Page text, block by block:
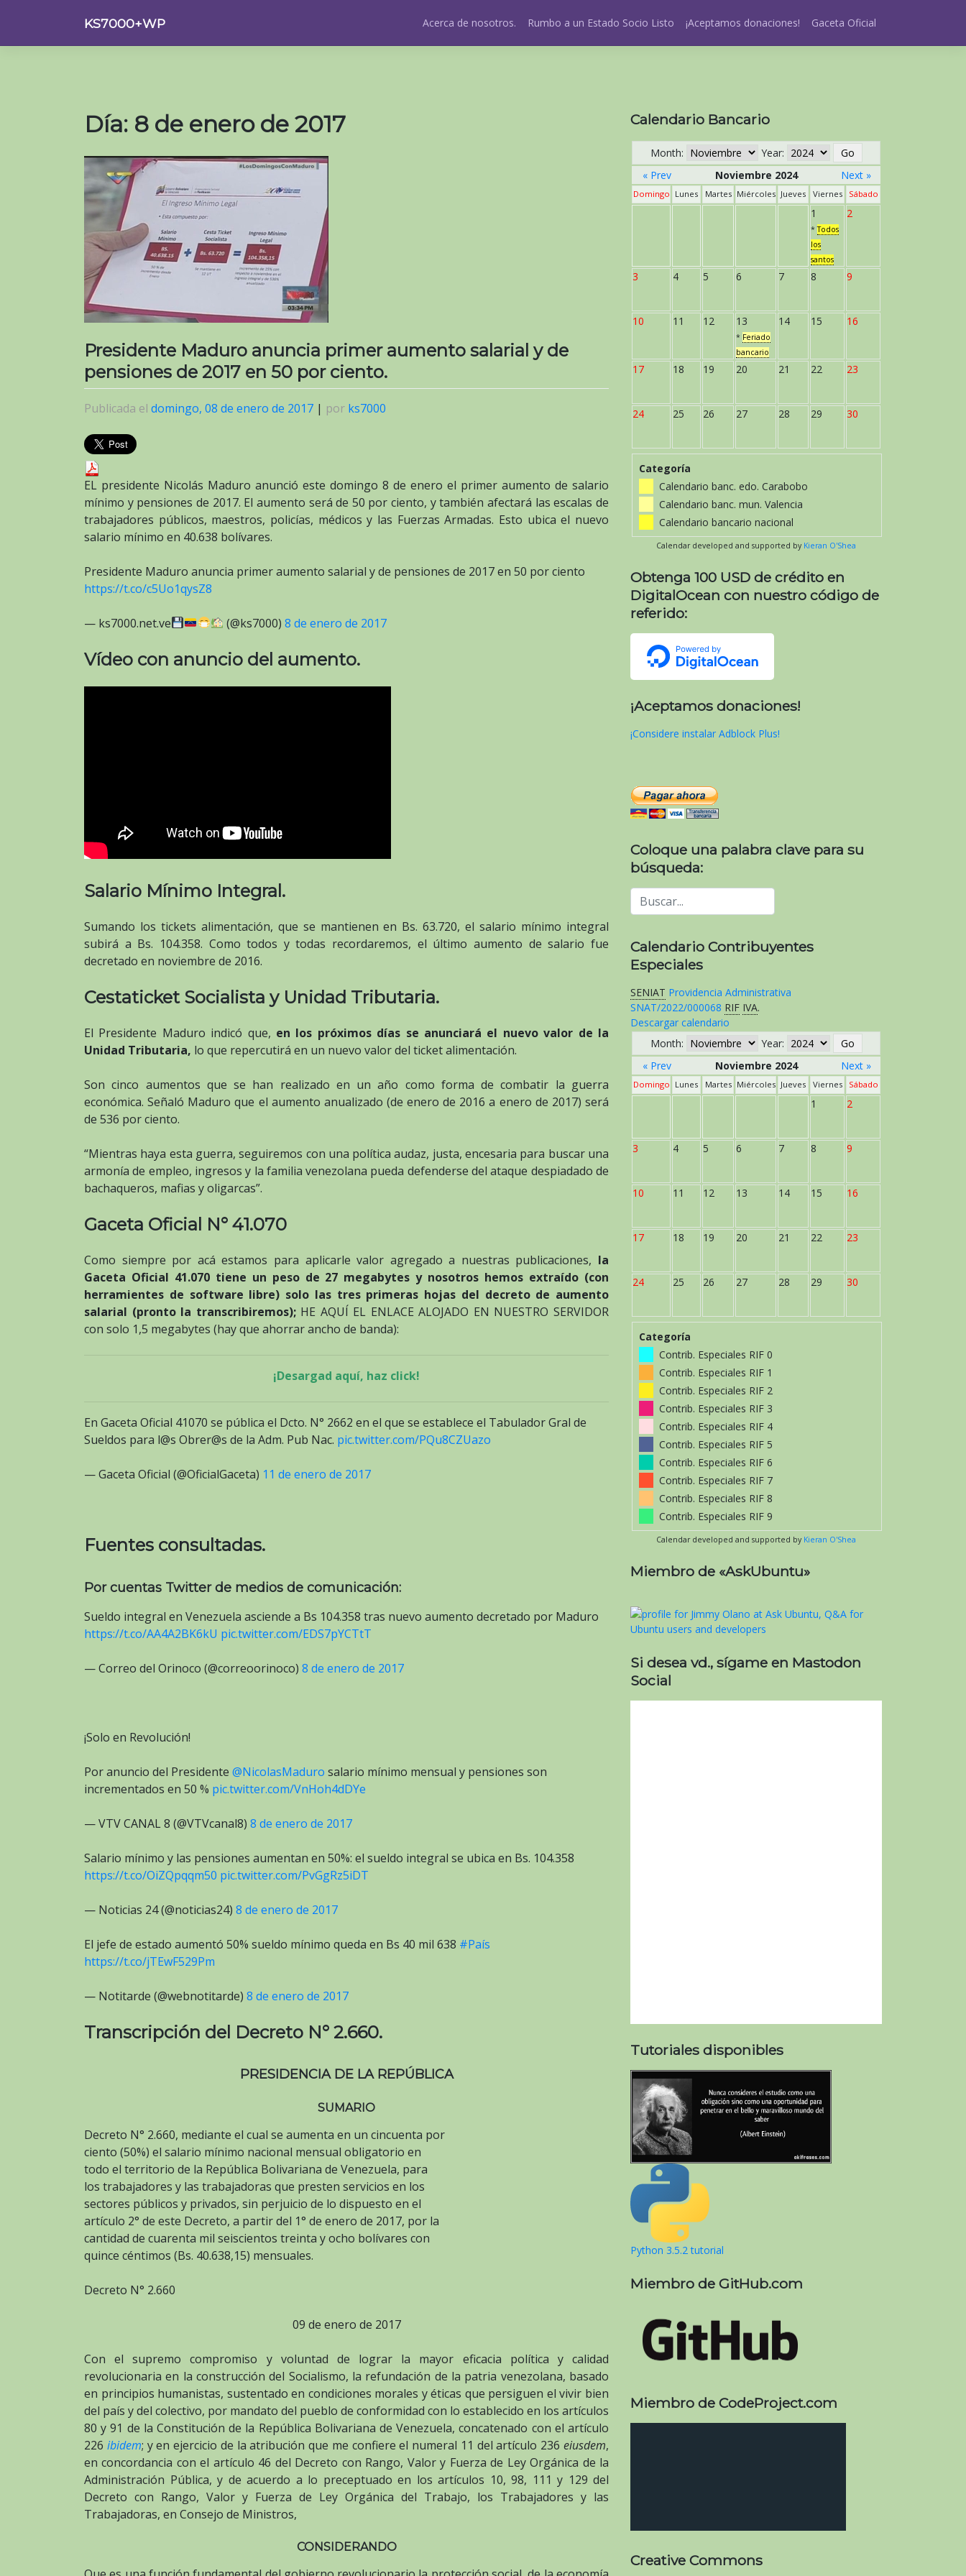
contenido
KS7000+WP Acerca de nosotros. Rumbo a un Estado Socio Listo ¡Aceptamos donaciones! Gaceta Oficial
Día: 8 de enero de 2017
Presidente Maduro anuncia primer aumento salarial y de
pensiones de 2017 en 50 por ciento.
Publicada el domingo, 08 de enero de 2017 | por ks7000
EL presidente Nicolás Maduro anunció este domingo 8 de enero el primer aumento de salario
mínimo y pensiones de 2017. El aumento será de 50 por ciento, y también afectará las escalas de
trabajadores públicos, maestros, policías, médicos y las Fuerzas Armadas. Esto ubica el nuevo
salario mínimo en 40.638 bolívares.
Presidente Maduro anuncia primer aumento salarial y de pensiones de 2017 en 50 por ciento
https://t.co/c5Uo1qysZ8
— ks7000.net.ve (@ks7000) 8 de enero de 2017
Vídeo con anuncio del aumento.
Salario Mínimo Integral.
Sumando los tickets alimentación, que se mantienen en Bs. 63.720, el salario mínimo integral
subirá a Bs. 104.358. Como todos y todas recordaremos, el último aumento de salario fue
decretado en noviembre de 2016.
Cestaticket Socialista y Unidad Tributaria.
El Presidente Maduro indicó que, en los próximos días se anunciará el nuevo valor de la
Unidad Tributaria, lo que repercutirá en un nuevo valor del ticket alimentación.
Son cinco aumentos que se han realizado en un año como forma de combatir la guerra
económica. Señaló Maduro que el aumento anualizado (de enero de 2016 a enero de 2017) será
de 536 por ciento.
“Mientras haya esta guerra, seguiremos con una política audaz, justa, encesaria para buscar una
armonía de empleo, ingresos y la familia venezolana pueda defenderse del ataque despiadado de
bachaqueros, mafias y oligarcas”.
Gaceta Oficial N° 41.070
Como siempre por acá estamos para aplicarle valor agregado a nuestras publicaciones, la
Gaceta Oficial 41.070 tiene un peso de 27 megabytes y nosotros hemos extraído (con
herramientes de software libre) solo las tres primeras hojas del decreto de aumento
salarial (pronto la transcribiremos);HE AQUÍ EL ENLACE ALOJADO EN NUESTRO SERVIDOR
con solo 1,5 megabytes (hay que ahorrar ancho de banda):
¡Desargad aquí, haz click!
En Gaceta Oficial 41070 se pública el Dcto. N° 2662 en el que se establece el Tabulador Gral de
Sueldos para l@s Obrer@s de la Adm. Pub Nac. pic.twitter.com/PQu8CZUazo
— Gaceta Oficial (@OficialGaceta) 11 de enero de 2017
Fuentes consultadas.
Por cuentas Twitter de medios de comunicación:
Sueldo integral en Venezuela asciende a Bs 104.358 tras nuevo aumento decretado por Maduro
https://t.co/AA4A2BK6kU pic.twitter.com/EDS7pYCTtT
— Correo del Orinoco (@correoorinoco) 8 de enero de 2017
¡Solo en Revolución!
Por anuncio del Presidente @NicolasMaduro salario mínimo mensual y pensiones son
incrementados en 50 % pic.twitter.com/VnHoh4dDYe
— VTV CANAL 8 (@VTVcanal8) 8 de enero de 2017
Salario mínimo y las pensiones aumentan en 50%: el sueldo integral se ubica en Bs. 104.358
https://t.co/OiZQpqqm50 pic.twitter.com/PvGgRz5iDT
— Noticias 24 (@noticias24) 8 de enero de 2017
El jefe de estado aumentó 50% sueldo mínimo queda en Bs 40 mil 638 #País
https://t.co/jTEwF529Pm
— Notitarde (@webnotitarde) 8 de enero de 2017
Transcripción del Decreto N° 2.660.
PRESIDENCIA DE LA REPÚBLICA
SUMARIO
Decreto N° 2.660, mediante el cual se aumenta en un cincuenta por
ciento (50%) el salario mínimo nacional mensual obligatorio en
todo el territorio de la República Bolivariana de Venezuela, para
los trabajadores y las trabajadoras que presten servicios en los
sectores públicos y privados, sin perjuicio de lo dispuesto en el
artículo 2° de este Decreto, a partir del 1° de enero de 2017, por la
cantidad de cuarenta mil seiscientos treinta y ocho bolívares con
quince céntimos (Bs. 40.638,15) mensuales.
Decreto N° 2.660
09 de enero de 2017
Con el supremo compromiso y voluntad de lograr la mayor eficacia política y calidad
revolucionaria en la construcción del Socialismo, la refundación de la patria venezolana, basado
en principios humanistas, sustentado en condiciones morales y éticas que persiguen el vivir bien
del país y del colectivo, por mandato del pueblo de conformidad con lo establecido en los artículos
80 y 91 de la Constitución de la República Bolivariana de Venezuela, concatenado con el artículo
226 ibidem; y en ejercicio de la atribución que me confiere el numeral 11 del artículo 236eiusdem,
en concordancia con el artículo 46 del Decreto con Rango, Valor y Fuerza de Ley Orgánica de la
Administración Pública, y de acuerdo a lo preceptuado en los artículos 10, 98, 111 y 129 del
Decreto con Rango, Valor y Fuerza de Ley Orgánica del Trabajo, los Trabajadores y las
Trabajadoras, en Consejo de Ministros,
CONSIDERANDO
Calendario Bancario
Month:
Year:
« Prev
Noviembre 2024 Next »
Domingo Lunes Martes Miércoles Jueves Viernes Sábado
1
*Todos
los
santos
2
3 4 5 6 7 8 9
10 11 12 13
* Feriado
bancario
14 15 16
17 18 19 20 21 22 23
24 25 26 27 28 29 30
Categoría
Calendario banc. edo. Carabobo
Calendario banc. mun. Valencia
Calendario bancario nacional
Calendar developed and supported by Kieran O'Shea
Obtenga 100 USD de crédito en
DigitalOcean con nuestro código de
referido:
¡Aceptamos donaciones!
¡Considere instalar Adblock Plus!
Coloque una palabra clave para su
búsqueda:
Calendario Contribuyentes
Especiales
SENIAT Providencia Administrativa
SNAT/2022/000068 RIF IVA.
Descargar calendario
Month:
Year:
« Prev
Noviembre 2024 Next »
Domingo Lunes Martes Miércoles Jueves Viernes Sábado
1 2
3 4 5 6 7 8 9
10 11 12 13 14 15 16
17 18 19 20 21 22 23
24 25 26 27 28 29 30
Categoría
Contrib. Especiales RIF 0
Contrib. Especiales RIF 1
Contrib. Especiales RIF 2
Contrib. Especiales RIF 3
Contrib. Especiales RIF 4
Contrib. Especiales RIF 5
Contrib. Especiales RIF 6
Contrib. Especiales RIF 7
Contrib. Especiales RIF 8
Contrib. Especiales RIF 9
Calendar developed and supported by Kieran O'Shea
Miembro de «AskUbuntu»
Si desea vd., sígame en Mastodon
Social
Tutoriales disponibles
Python 3.5.2 tutorial
Miembro de GitHub.com
Miembro de CodeProject.com
Creative Commons